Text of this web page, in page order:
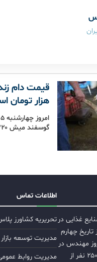
هزار تومان
گوسفند میش ۲۲۰ هزار تومان و گوسفند نر ۲۹۰ هزار…
غذایی در
تاریخ چهارم
با روز مهندس در
برج میلاد با حضور بیش از ۲۵۰۰ نفر از
اطلاعات تماس
تحریریه کشاورز
مدیریت توسعه بازار
مدیریت روابط